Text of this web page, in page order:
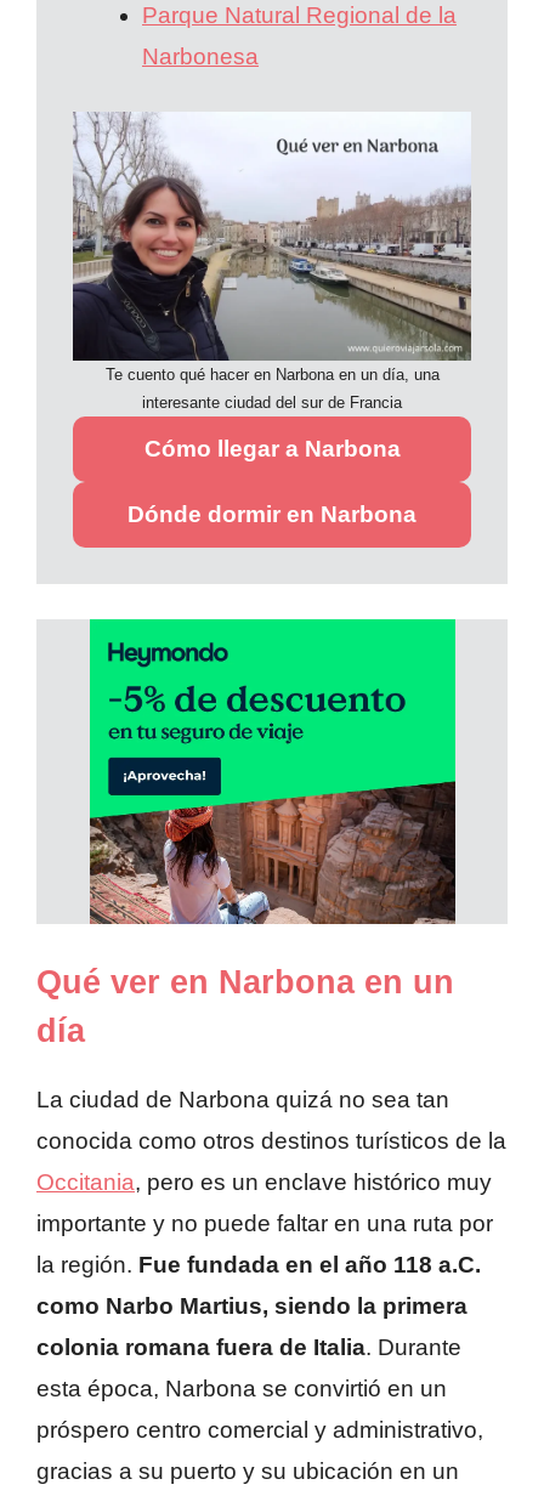
Parque Natural Regional de la
Narbonesa
Te cuento qué hacer en Narbona en un día, una
interesante ciudad del sur de Francia
Cómo llegar a Narbona
Dónde dormir en Narbona
Qué ver en Narbona en un
día
La ciudad de Narbona quizá no sea tan
conocida como otros destinos turísticos de la
Occitania, pero es un enclave histórico muy
importante y no puede faltar en una ruta por
la región. Fue fundada en el año 118 a.C.
como Narbo Martius, siendo la primera
colonia romana fuera de Italia. Durante
esta época, Narbona se convirtió en un
próspero centro comercial y administrativo,
gracias a su puerto y su ubicación en un